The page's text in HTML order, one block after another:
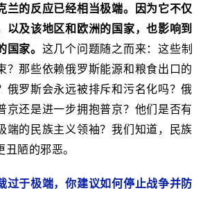
兰的反应已经相当极端。因为它不仅
以及该地区和欧洲的国家，也影响到
国家。 这几个问题随之而来：这些制
？那些依赖俄罗斯能源和粮食出口的
俄罗斯会永远被排斥和污名化吗？俄
京还是进一步拥抱普京？他们是否有
端的民族主义领袖？我们知道，民族
陋的邪恶。
过于极端，你建议如何停止战争并防